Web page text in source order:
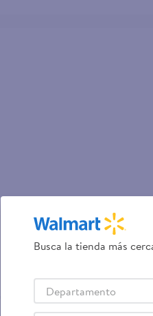
Busca la tienda más
Departamento